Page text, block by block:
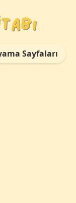
Sayfaları